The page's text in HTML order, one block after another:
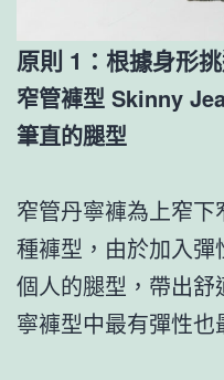
原則 1：根據身形
窄管褲型 Skinny
筆直的腿型
窄管丹寧褲為上窄
種褲型，由於加入
個人的腿型，帶出
寧褲型中最有彈性也